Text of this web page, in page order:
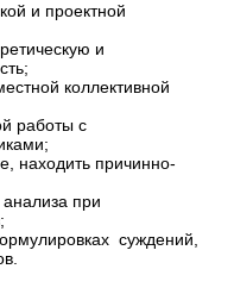
и проектной
и
коллективной
работы с
находить причинно-
анализа при
суждений,